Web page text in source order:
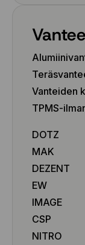
Vanteiden
TPMS-
DOTZ
MAK
DEZENT
EW
IMAGE
CSP
NITRO